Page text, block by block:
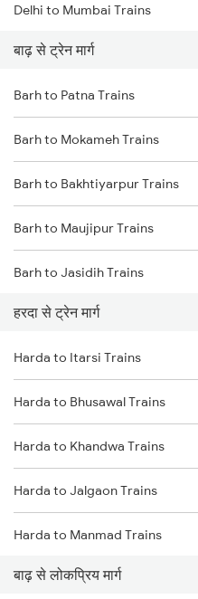
Delhi to Mumbai Trains
Mumbai to Pune Trains
Delhi to Jammu Trains
Mumbai to Delhi Trains
Mumbai to Goa Trains
Chennai to Coimbatore Trains
बाढ़ से ट्रेन मार्ग
Barh to Patna Trains
Barh to Mokameh Trains
Barh to Bakhtiyarpur Trains
Barh to Maujipur Trains
Barh to Jasidih Trains
Barh to Asansol Trains
Barh to Chittaranjan Trains
Barh to Jamui Trains
Barh to Jhajha Trains
Barh to Kolkata Trains
हरदा से ट्रेन मार्ग
Harda to Itarsi Trains
Harda to Bhusawal Trains
Harda to Khandwa Trains
Harda to Jalgaon Trains
Harda to Manmad Trains
Harda to Burhanpur Trains
बाढ़ से लोकप्रिय मार्ग